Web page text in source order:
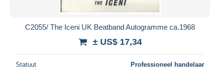
C2055/ The Iceni UK Beatband Autogramme ca.1968
± US$ 17,34
Statuut Professioneel handelaar